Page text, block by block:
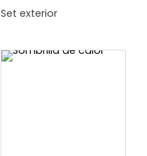
Set exterior